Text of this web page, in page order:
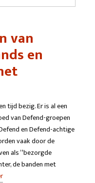
van
en
tijd bezig. Er is al een
van Defend-groepen
en Defend-achtige
vaak door de
als “bezorgde
de banden met